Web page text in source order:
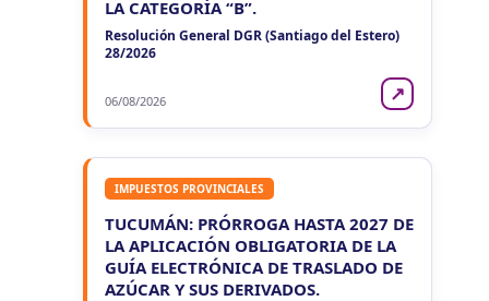
LA CATEGORÍA “B”.
Resolución General DGR (Santiago del Estero)
28/2026
06/08/2026 ↗
IMPUESTOS PROVINCIALES
TUCUMÁN: PRÓRROGA HASTA 2027 DE
LA APLICACIÓN OBLIGATORIA DE LA
GUÍA ELECTRÓNICA DE TRASLADO DE
AZÚCAR Y SUS DERIVADOS.